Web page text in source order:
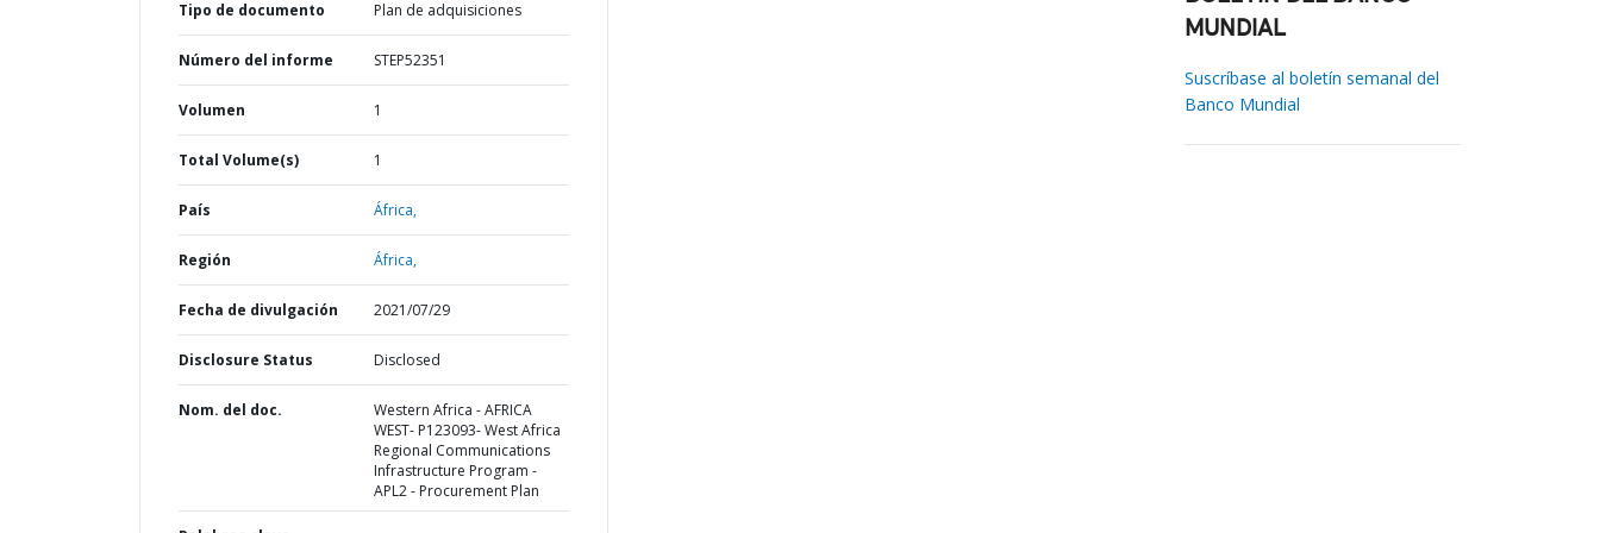
Tipo de documento Plan de adquisiciones
Número del informe STEP52351
Volumen 1
Total Volume(s) 1
País África,
Región África,
Fecha de divulgación 2021/07/29
Disclosure Status Disclosed
Nom. del doc.
Western Africa - AFRICA
WEST- P123093- West Africa
Regional Communications
Infrastructure Program -
APL2 - Procurement Plan
MUNDIAL
Suscríbase al boletín semanal del
Banco Mundial